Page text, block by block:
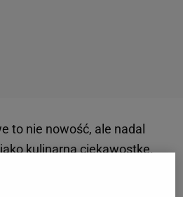
to nie nowość, ale nadal
kulinarną ciekawostkę.
ciemną skórką z
i zieleni oraz wyrazistym,